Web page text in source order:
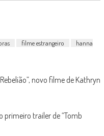
filme estrangeiro
hanna
novo filme de Kathryn
primeiro trailer de “Tomb